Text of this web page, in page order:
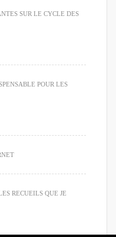
SUR LE CYCLE DES
POUR LES
RECUEILS QUE JE